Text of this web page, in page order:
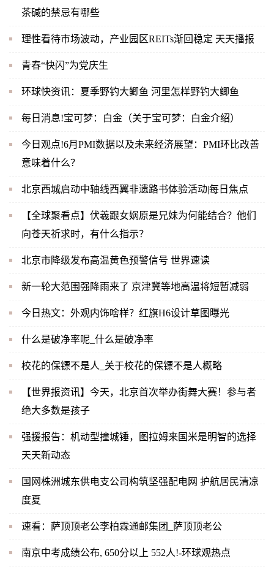
茶碱的禁忌有哪些
理性看待市场波动，产业园区REITs渐回稳定 天天播报
青春“快闪”为党庆生
环球快资讯：夏季野钓大鲫鱼 河里怎样野钓大鲫鱼
每日消息!宝可梦：白金（关于宝可梦：白金介绍）
今日观点!6月PMI数据以及未来经济展望：PMI环比改善
意味着什么？
北京西城启动中轴线西翼非遗路书体验活动|每日焦点
【全球聚看点】伏羲跟女娲原是兄妹为何能结合？他们
向苍天祈求时，有什么指示？
北京市降级发布高温黄色预警信号 世界速读
新一轮大范围强降雨来了 京津冀等地高温将短暂减弱
今日热文：外观内饰啥样？红旗H6设计草图曝光
什么是破净率呢_什么是破净率
校花的保镖不是人_关于校花的保镖不是人概略
【世界报资讯】今天，北京首次举办街舞大赛！参与者
绝大多数是孩子
强援报告：机动型撞城锤，图拉姆来国米是明智的选择
天天新动态
国网株洲城东供电支公司构筑坚强配电网 护航居民清凉
度夏
速看：萨顶顶老公李柏霖通邮集团_萨顶顶老公
南京中考成绩公布, 650分以上 552人!-环球观热点